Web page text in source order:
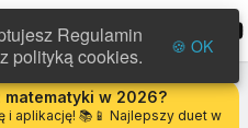
matematyki w 2026?
i aplikację! 📚📱 Najlepszy duet w
Regulamin
polityką cookies.
🍪 OK